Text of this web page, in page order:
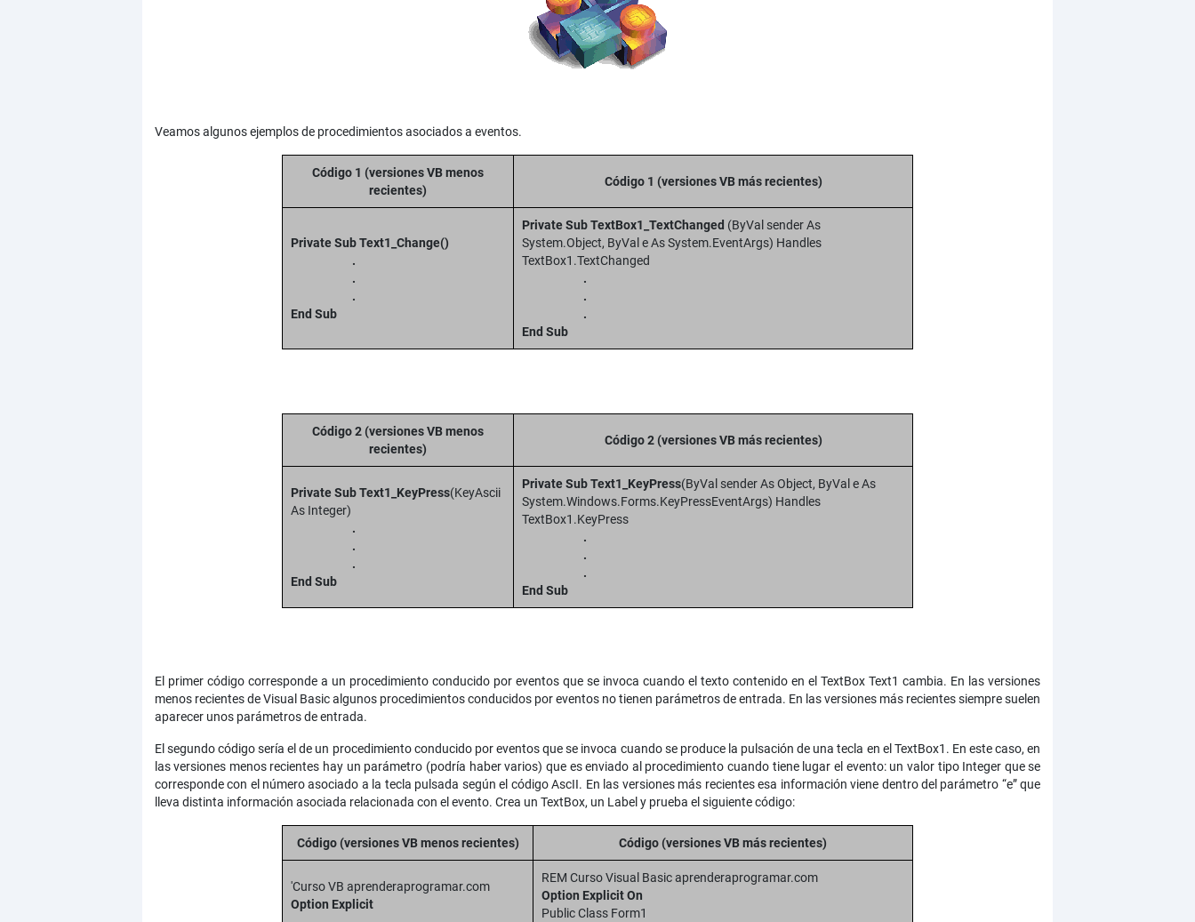
Veamos algunos ejemplos de procedimientos asociados a eventos.
Código 1 (versiones VB menos
recientes)
Código 1 (versiones VB más recientes)
Private Sub Text1_Change()
.
.
.
End Sub
Private Sub TextBox1_TextChanged (ByVal sender As
System.Object, ByVal e As System.EventArgs) Handles
TextBox1.TextChanged
.
.
.
End Sub
Código 2 (versiones VB menos
recientes)
Código 2 (versiones VB más recientes)
Private Sub Text1_KeyPress(KeyAscii
As Integer)
.
.
.
End Sub
Private Sub Text1_KeyPress(ByVal sender As Object, ByVal e As
System.Windows.Forms.KeyPressEventArgs) Handles
TextBox1.KeyPress
.
.
.
End Sub
El primer código corresponde a un procedimiento conducido por eventos que se invoca cuando el texto contenido en el TextBox Text1 cambia. En las versiones
menos recientes de Visual Basic algunos procedimientos conducidos por eventos no tienen parámetros de entrada. En las versiones más recientes siempre suelen
aparecer unos parámetros de entrada.
El segundo código sería el de un procedimiento conducido por eventos que se invoca cuando se produce la pulsación de una tecla en el TextBox1. En este caso, en
las versiones menos recientes hay un parámetro (podría haber varios) que es enviado al procedimiento cuando tiene lugar el evento: un valor tipo Integer que se
corresponde con el número asociado a la tecla pulsada según el código AscII. En las versiones más recientes esa información viene dentro del parámetro “e” que
lleva distinta información asociada relacionada con el evento. Crea un TextBox, un Label y prueba el siguiente código:
Código (versiones VB menos recientes) Código (versiones VB más recientes)
'Curso VB aprenderaprogramar.com
Option Explicit
REM Curso Visual Basic aprenderaprogramar.com
Option Explicit On
Public Class Form1